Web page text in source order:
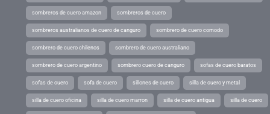
sombreros de cuero amazon sombreros de cuero
sombreros australianos de cuero de canguro sombrero de cuero comodo
sombrero de cuero chilenos sombrero de cuero australiano
sombrero de cuero argentino sombrero cuero de canguro sofas de cuero baratos
sofas de cuero sofa de cuero sillones de cuero silla de cuero y metal
silla de cuero oficina silla de cuero marron silla de cuero antigua silla de cuero